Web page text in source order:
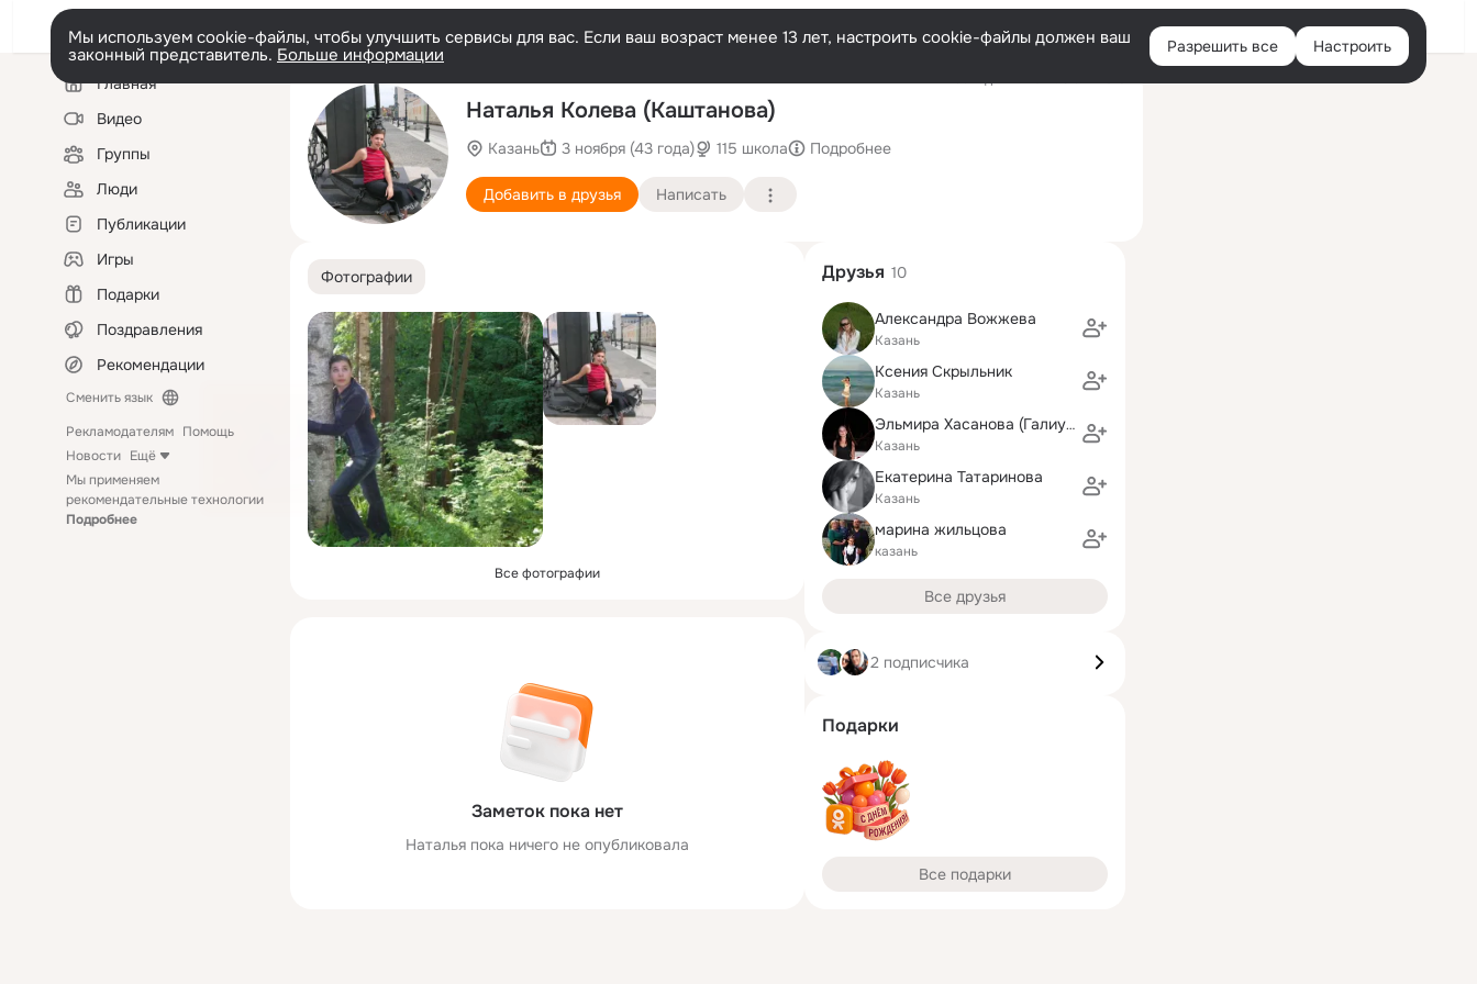
Войти
Мы используем cookie-файлы, чтобы улучшить сервисы для вас. Если ваш возраст менее 13 лет, настроить cookie-файлы должен ваш
законный представитель. Больше информации Разрешить все Настроить
Левая
колонкаГлавная
Видео
Группы
Люди
Публикации
Игры
Подарки
Поздравления
Рекомендации
Сменить язык
Рекламодателям Помощь
Новости Ещё
Мы применяем
рекомендательные технологии
Подробнее
Наталья Колева (Каштанова)
Казань 3 ноября (43 года) 115 школа Подробнее
Добавить в друзья Написать
Фотографии
Все фотографии
Заметок пока нет
Наталья пока ничего не опубликовала
Друзья 10
Александра Вожжева
Казань
Ксения Скрыльник
Казань
Эльмира Хасанова (Галиуллина)
Казань
Екатерина Татаринова
Казань
марина жильцова
казань
Все друзья
2 подписчика
Подарки
Все подарки